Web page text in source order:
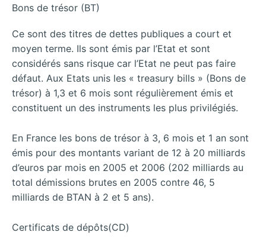
Bons de trésor (BT)
Ce sont des titres de dettes publiques a court et
moyen terme. Ils sont émis par l’Etat et sont
considérés sans risque car l’Etat ne peut pas faire
défaut. Aux Etats unis les « treasury bills » (Bons de
trésor) à 1,3 et 6 mois sont régulièrement émis et
constituent un des instruments les plus privilégiés.
En France les bons de trésor à 3, 6 mois et 1 an sont
émis pour des montants variant de 12 à 20 milliards
d’euros par mois en 2005 et 2006 (202 milliards au
total démissions brutes en 2005 contre 46, 5
milliards de BTAN à 2 et 5 ans).
Certificats de dépôts(CD)